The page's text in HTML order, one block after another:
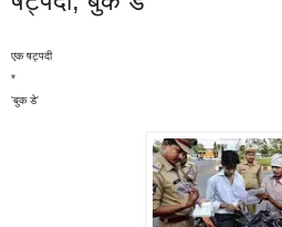
एक षट्पदी
*
'बुक डे'